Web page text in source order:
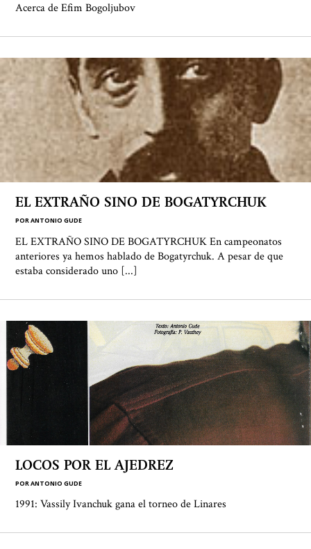
Acerca de Efim Bogoljubov
EL EXTRAÑO SINO DE BOGATYRCHUK
PORANTONIO GUDE
EL EXTRAÑO SINO DE BOGATYRCHUK En campeonatos
anteriores ya hemos hablado de Bogatyrchuk. A pesar de que
estaba considerado uno [...]
LOCOS POR EL AJEDREZ
PORANTONIO GUDE
1991: Vassily Ivanchuk gana el torneo de Linares